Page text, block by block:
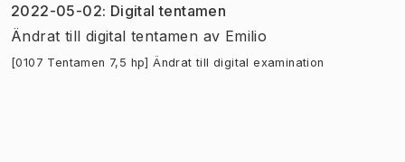
2022-05-02: Digital tentamen
Ändrat till digital tentamen av Emilio
[0107 Tentamen 7,5 hp] Ändrat till digital examination